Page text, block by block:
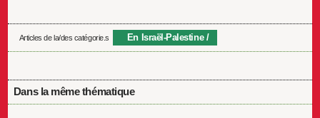
Articles de la/des catégorie.s En Israël-Palestine
Dans la même thématique